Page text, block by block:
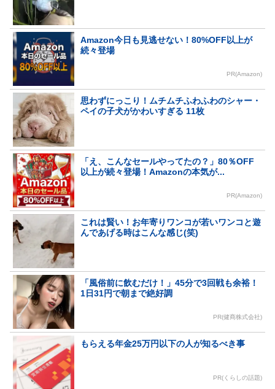
Amazon今日も見逃せない！80%OFF以上が
続々登場
PR(Amazon)
思わずにっこり！ムチムチふわふわのシャー・
ペイの子犬がかわいすぎる 11枚
「え、こんなセールやってたの？」80％OFF
以上が続々登場！Amazonの本気が...
PR(Amazon)
これは賢い！お年寄りワンコが若いワンコと遊
んであげる時はこんな感じ(笑)
「風俗前に飲むだけ！」45分で3回戦も余裕！
1日31円で朝まで絶好調
PR(健商株式会社)
もらえる年金25万円以下の人が知るべき事
PR(くらしの話題)